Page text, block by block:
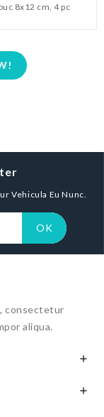
8x12 cm, 4 pc
Vehicula Eu Nunc.
consectetur
aliqua.

